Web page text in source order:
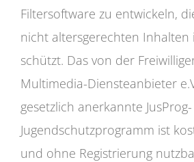
Filtersoftware zu entwickeln,
nicht altersgerechten
schützt. Das von der
Multimedia-Diensteanbieter
gesetzlich anerkannte JusProg-
Jugendschutzprogramm ist
und ohne Registrierung